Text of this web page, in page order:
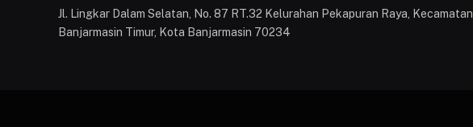
Jl. Lingkar Dalam Selatan, No. 87 RT.32 Kelurahan Pekapuran Raya, Kecamatan
Banjarmasin Timur, Kota Banjarmasin 70234